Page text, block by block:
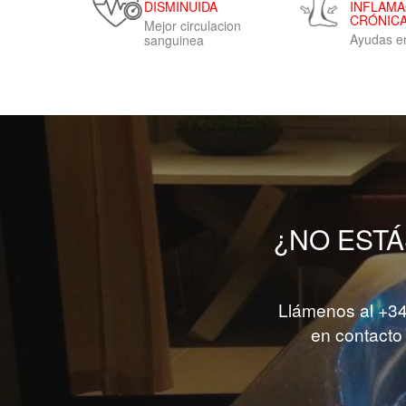
DISMINUIDA
Mejor circulacion
sanguinea
Ayudas
¿NO
Llámenos al
en